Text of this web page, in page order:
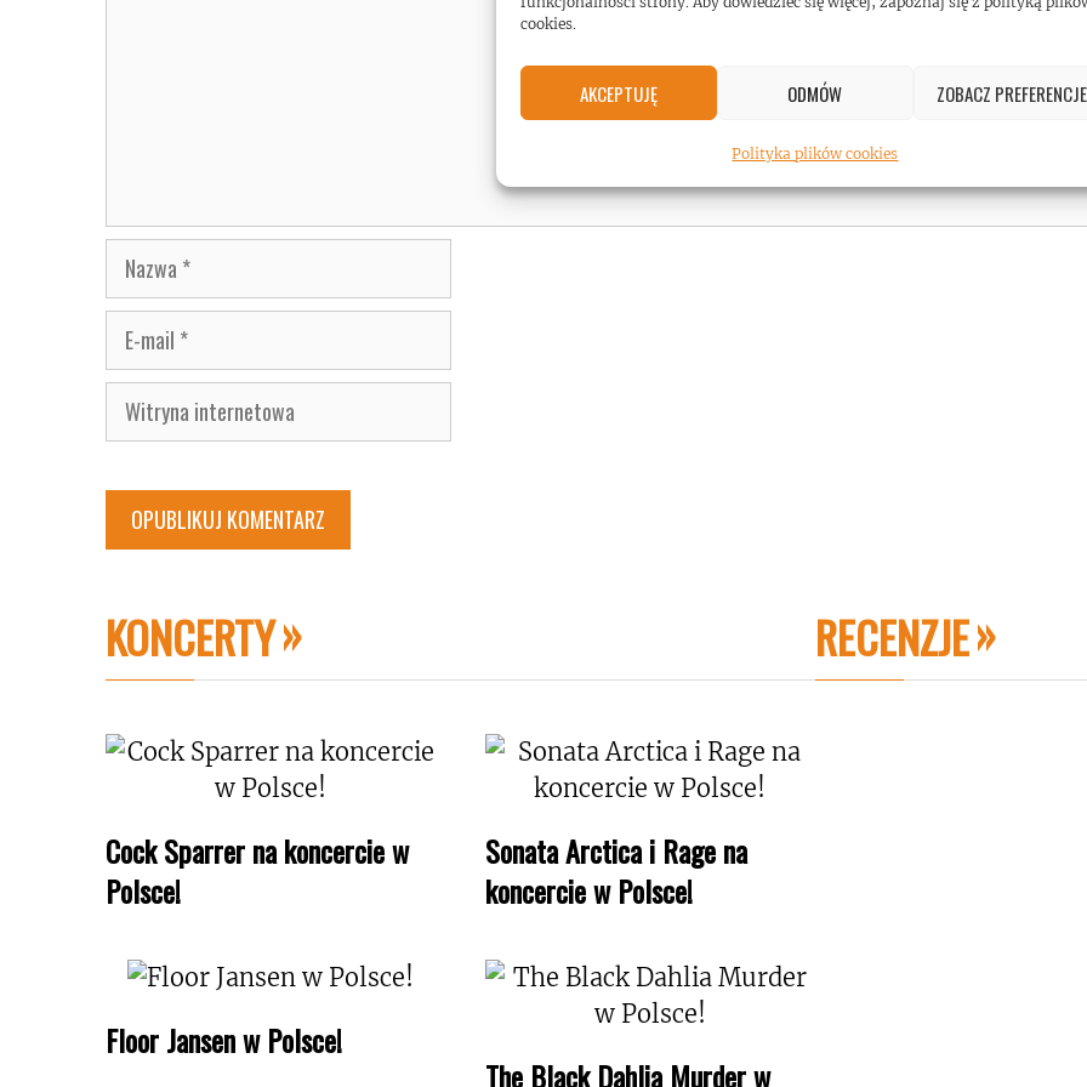
cookies.
AKCEPTUJĘ ODMÓW ZOBACZ PREFERENCJE
Polityka plików cookies
Nazwa
E-
mail
Witryna
internetowa
KONCERTY
Cock Sparrer na koncercie w
Polsce!
Sonata Arctica i Rage na
koncercie w Polsce!
Floor Jansen w Polsce!
The Black Dahlia Murder w
RECENZJE